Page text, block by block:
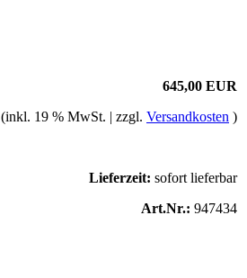
645,00 EUR
(inkl. 19 % MwSt. | zzgl. Versandkosten )
Lieferzeit: sofort lieferbar
Art.Nr.: 947434